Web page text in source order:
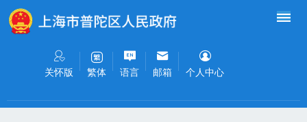
无障碍操作说明
关怀版 繁体 语言 邮箱 个人中心